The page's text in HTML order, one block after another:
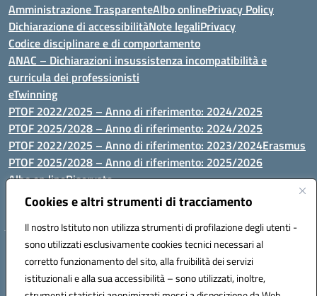
Cookies e altri strumenti di tracciamento
Il nostro Istituto non utilizza strumenti di profilazione degli utenti -
sono utilizzati esclusivamente cookies tecnici necessari al
corretto funzionamento del sito, alla fruibilità dei servizi
istituzionali e alla sua accessibilità – sono utilizzati, inoltre,
Amministrazione TrasparenteAlbo onlinePrivacy Policy
Dichiarazione di accessibilitàNote legaliPrivacy
Codice disciplinare e di comportamento
ANAC – Dichiarazioni insussistenza incompatibilità e
curricula dei professionisti
eTwinning
PTOF 2022/2025 – Anno di riferimento: 2024/2025
PTOF 2025/2028 – Anno di riferimento: 2024/2025
PTOF 2022/2025 – Anno di riferimento: 2023/2024Erasmus
PTOF 2025/2028 – Anno di riferimento: 2025/2026
Albo on lineRiservata
P.N. Dotazione di attrezzature per le palestre
Via Luna e Sole, 44 07100, Sassari - Tel 079293287 - Fax 0793764116
- Mail: ssvc010009@istruzione.it - PEC: ssvc010009@pec.istruzione.it
- C.F. / P.IVA Convitto 80000150906 - C.F. Scuole 92073300904